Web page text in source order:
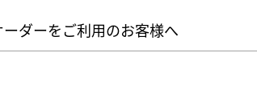
ダーをご利用のお客様へ